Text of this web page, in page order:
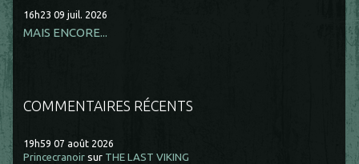
16h23 09 juil. 2026
MAIS ENCORE...
COMMENTAIRES RÉCENTS
19h59 07 août 2026
Princecranoir sur THE LAST VIKING